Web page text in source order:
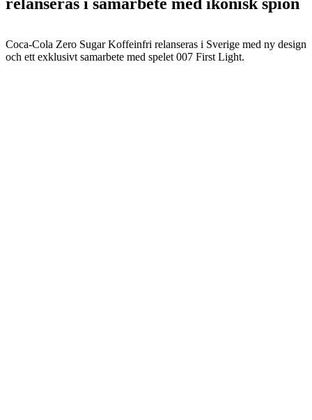
Coca-Cola Zero Sugar Koffeinfri relanseras i Sverige med ny design
och ett exklusivt samarbete med spelet 007 First Light.